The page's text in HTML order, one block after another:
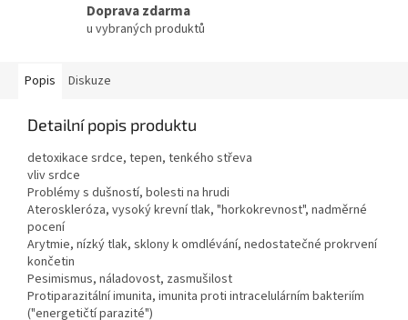
Doprava zdarma
u vybraných produktů
Popis Diskuze
Detailní popis produktu
detoxikace srdce, tepen, tenkého střeva
vliv srdce
Problémy s dušností, bolesti na hrudi
Ateroskleróza, vysoký krevní tlak, "horkokrevnost", nadměrné
pocení
Arytmie, nízký tlak, sklony k omdlévání, nedostatečné prokrvení
končetin
Pesimismus, náladovost, zasmušilost
Protiparazitální imunita, imunita proti intracelulárním bakteriím
("energetičtí parazité")